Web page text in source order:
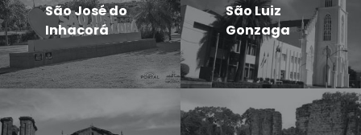
São José do
Inhacorá
São Luiz
Gonzaga